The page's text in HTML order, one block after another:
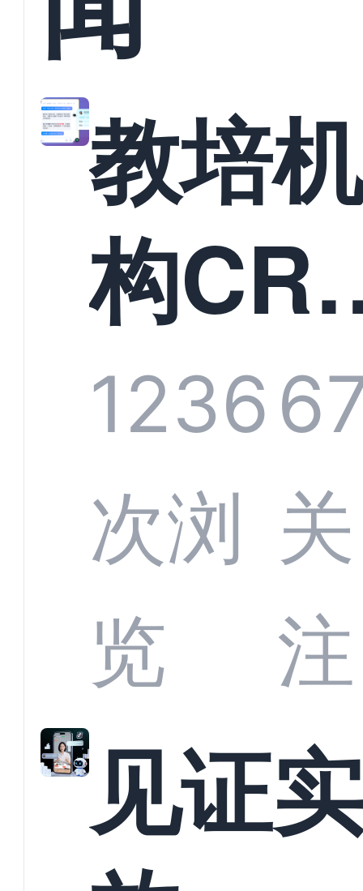
教培机
构
系统头
部供应
商深度
解析：
1236
次浏
览
关
注
见证实